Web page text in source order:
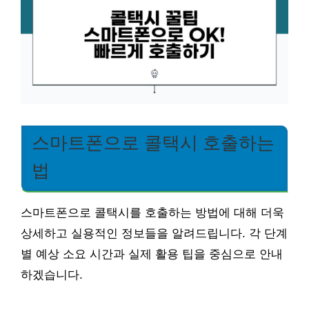
스마트폰으로 콜택시 호출하는
법
스마트폰으로 콜택시를 호출하는 방법에 대해 더욱
상세하고 실용적인 정보들을 알려드립니다. 각 단계
별 예상 소요 시간과 실제 활용 팁을 중심으로 안내
하겠습니다.